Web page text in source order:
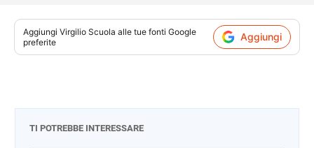
Aggiungi Virgilio Scuola alle tue fonti Google
preferite
Aggiungi
TI POTREBBE INTERESSARE